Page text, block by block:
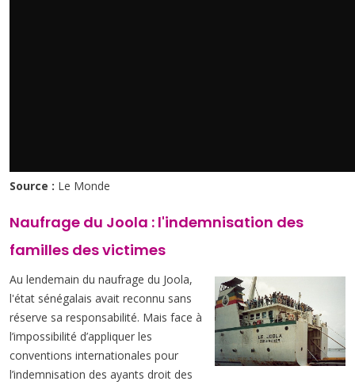
Source : Le Monde
Naufrage du Joola : l'indemnisation des
familles des victimes
Au lendemain du naufrage du Joola,
l'état sénégalais avait reconnu sans
réserve sa responsabilité. Mais face à
l’impossibilité d’appliquer les
conventions internationales pour
l’indemnisation des ayants droit des